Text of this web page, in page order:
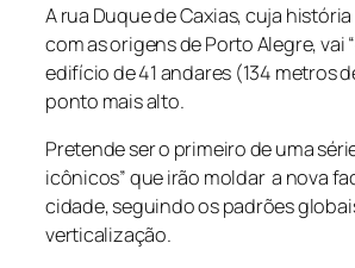
A rua Duque de Caxias, cuja
com as origens de Porto Alegre, vai
edifício de 41 andares (134 metros
ponto mais alto.
Pretende ser o primeiro de uma
icônicos” que irão moldar a nova
cidade, seguindo os padrões
verticalização.